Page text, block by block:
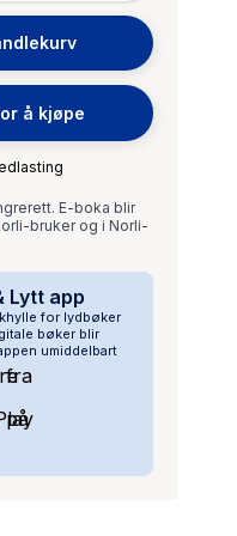
å kjøpe
E-boka blir
bruker og i Norli-
Lytt app
for lydbøker
bøker blir
umiddelbart